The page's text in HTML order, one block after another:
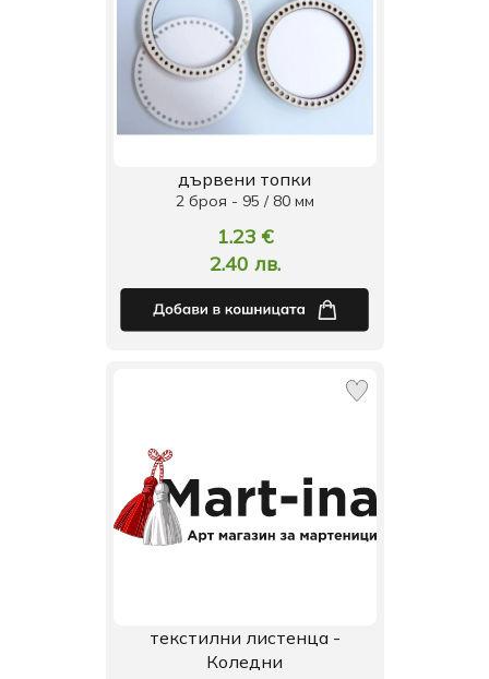
дървени топки
2 броя - 95 / 80 мм
1.23 €
2.40 лв.
текстилни листенца -
Коледни